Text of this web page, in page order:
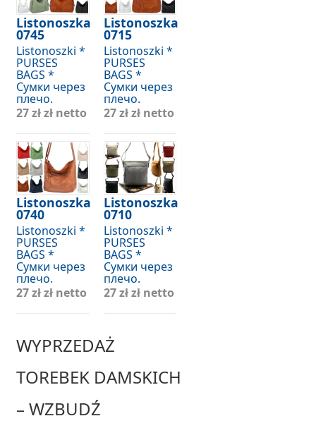
Listonoszka
0745
Listonoszki *
PURSES
BAGS *
Сумки через
плечо.
27 złzł netto
Listonoszka
0740
Listonoszki *
PURSES
BAGS *
Сумки через
плечо.
27 złzł netto
Listonoszka
0715
Listonoszki *
PURSES
BAGS *
Сумки через
плечо.
27 złzł netto
Listonoszka
0710
Listonoszki *
PURSES
BAGS *
Сумки через
плечо.
27 złzł netto
WYPRZEDAŻ
TOREBEK DAMSKICH
– WZBUDŹ